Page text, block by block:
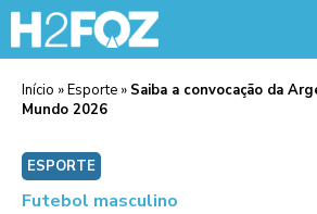
Início »Esporte » Saiba a convocação da
Mundo 2026
ESPORTE
Futebol masculino